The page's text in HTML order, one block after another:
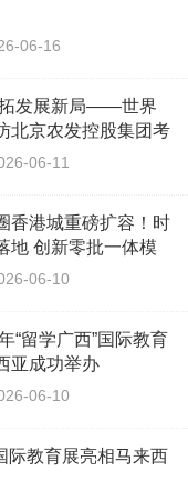
06-16
发展新局——世界
北京农发控股集团考
06-11
香港城重磅扩容！时
地 创新零批一体模
商贸 拉动南非本土
06-10
“留学广西”国际教育
亚成功举办
06-10
际教育展亮相马来西